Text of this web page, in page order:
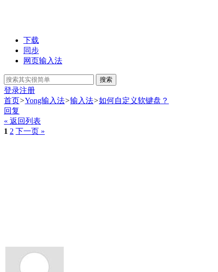
下载
同步
网页输入法
搜索
登录注册
首页>Yong输入法>输入法>如何自定义软键盘？
回复
« 返回列表
1 2 下一页 »